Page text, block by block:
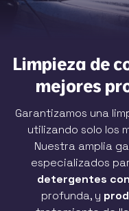
Limpieza de
mejores
Garantizamos una
utilizando solo los
Nuestra amplia
especializados
detergentes
profunda, y